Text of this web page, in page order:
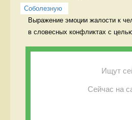
Соболезную
Выражение эмоции жалости к
в словесных конфликтах с целью
Ищут
Сейчас на